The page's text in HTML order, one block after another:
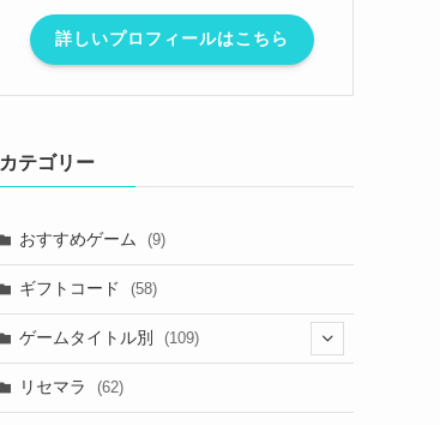
詳しいプロフィールはこちら
カテゴリー
おすすめゲーム (9)
ギフトコード (58)
ゲームタイトル別 (109)
(2)
リセマラ (62)